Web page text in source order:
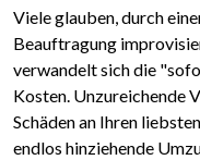
Viele glauben, durch
Beauftragung
verwandelt sich die
Kosten. Unzureichende
Schäden an Ihren
endlos hinziehende